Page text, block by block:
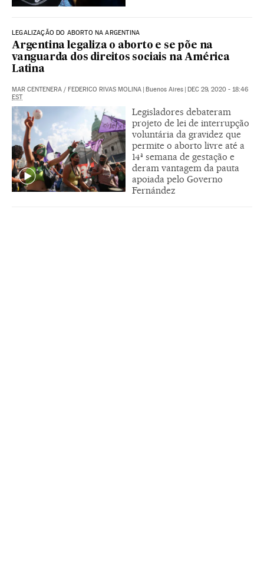
LEGALIZAÇÃO DO ABORTO NA ARGENTINA
Argentina legaliza o aborto e se põe na
vanguarda dos direitos sociais na América
Latina
MAR CENTENERA / FEDERICO RIVAS MOLINA | Buenos Aires | DEC 29, 2020 - 18:46
EST
Legisladores debateram
projeto de lei de interrupção
voluntária da gravidez que
permite o aborto livre até a
14ª semana de gestação e
deram vantagem da pauta
apoiada pelo Governo
Fernández